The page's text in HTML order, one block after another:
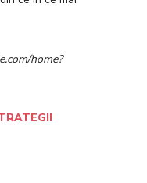
home?